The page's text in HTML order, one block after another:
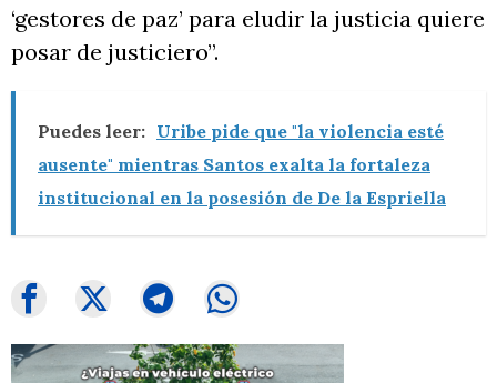
‘gestores de paz’ para eludir la justicia quiere
posar de justiciero”.
Puedes leer: Uribe pide que "la violencia esté
ausente" mientras Santos exalta la fortaleza
institucional en la posesión de De la Espriella